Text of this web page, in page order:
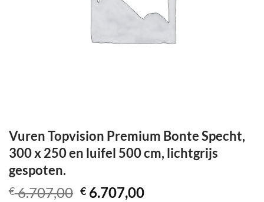
Vuren Topvision Premium Bonte Specht,
300 x 250 en luifel 500 cm, lichtgrijs
gespoten.
€6.707,00 Oorspronkelijke
€ 6.707,00Huidige